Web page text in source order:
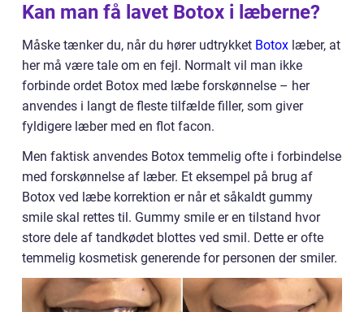
Kan man få lavet Botox i læberne?
Måske tænker du, når du hører udtrykket Botox læber, at
her må være tale om en fejl. Normalt vil man ikke
forbinde ordet Botox med læbe forskønnelse – her
anvendes i langt de fleste tilfælde filler, som giver
fyldigere læber med en flot facon.
Men faktisk anvendes Botox temmelig ofte i forbindelse
med forskønnelse af læber. Et eksempel på brug af
Botox ved læbe korrektion er når et såkaldt gummy
smile skal rettes til. Gummy smile er en tilstand hvor
store dele af tandkødet blottes ved smil. Dette er ofte
temmelig kosmetisk generende for personen der smiler.